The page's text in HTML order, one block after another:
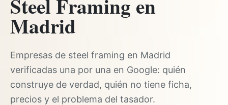
Steel Framing en
Madrid
Empresas de steel framing en Madrid
verificadas una por una en Google: quién
construye de verdad, quién no tiene ficha,
precios y el problema del tasador.